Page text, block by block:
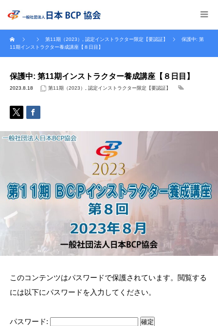
第11期（2023） 認定インストラクター限定【要認証】
保護中: 第
11期インストラクター養成講座【８日目】
保護中: 第11期インストラクター養成講座【８日目】
2023.8.18 第11期（2023） 認定インストラクター限定【要認証】
このコンテンツはパスワードで保護されています。閲覧する
には以下にパスワードを入力してください。
パスワード: